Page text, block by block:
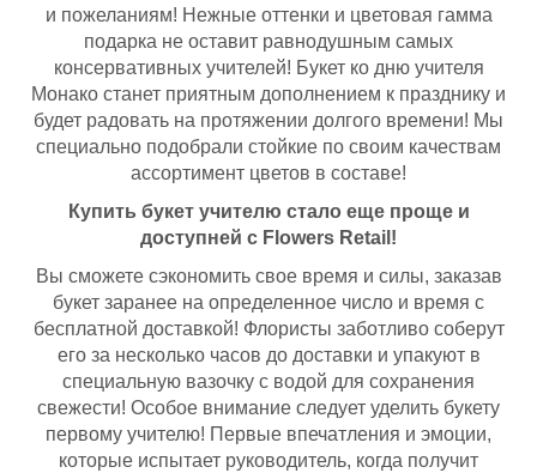
и пожеланиям! Нежные оттенки и цветовая гамма
подарка не оставит равнодушным самых
консервативных учителей! Букет ко дню учителя
Монако станет приятным дополнением к празднику и
будет радовать на протяжении долгого времени! Мы
специально подобрали стойкие по своим качествам
ассортимент цветов в составе!
Купить букет учителю стало еще проще и
доступней с Flowers Retail!
Вы сможете сэкономить свое время и силы, заказав
букет заранее на определенное число и время с
бесплатной доставкой! Флористы заботливо соберут
его за несколько часов до доставки и упакуют в
специальную вазочку с водой для сохранения
свежести! Особое внимание следует уделить букету
первому учителю! Первые впечатления и эмоции,
которые испытает руководитель, когда получит